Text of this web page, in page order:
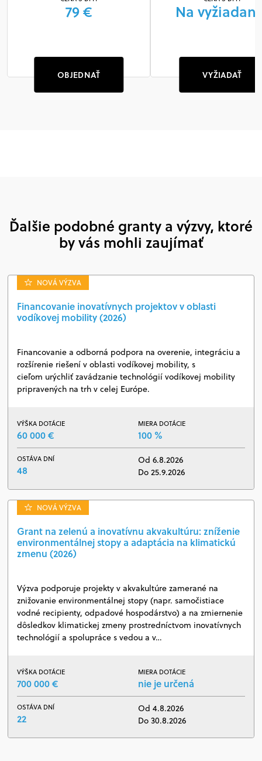
79 €
OBJEDNAŤ
Na
VYŽIADAŤ
Ďalšie podobné granty a výzvy, ktoré
by vás mohli zaujímať
NOVÁ VÝZVA
Financovanie inovatívnych projektov v oblasti
vodíkovej mobility (2026)
Financovanie a odborná podpora na overenie, integráciu a
rozšírenie riešení v oblasti vodíkovej mobility, s
cieľom urýchliť zavádzanie technológií vodíkovej mobility
pripravených na trh v celej Európe.
VÝŠKA DOTÁCIE
60 000 €
MIERA DOTÁCIE
100 %
OSTÁVA DNÍ
48
Od 6.8.2026
Do 25.9.2026
NOVÁ VÝZVA
Grant na zelenú a inovatívnu akvakultúru: zníženie
environmentálnej stopy a adaptácia na klimatickú
zmenu (2026)
Výzva podporuje projekty v akvakultúre zamerané na
znižovanie environmentálnej stopy (napr. samočistiace
vodné recipienty, odpadové hospodárstvo) a na zmiernenie
dôsledkov klimatickej zmeny prostredníctvom inovatívnych
technológií a spolupráce s vedou a v…
VÝŠKA DOTÁCIE
700 000 €
MIERA DOTÁCIE
nie je určená
OSTÁVA DNÍ
22
Od 4.8.2026
Do 30.8.2026